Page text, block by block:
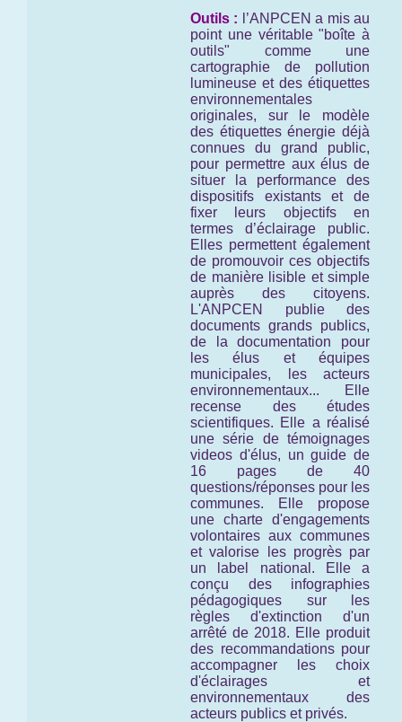
Outils :
l’ANPCEN a mis au
point une véritable "boîte à
outils" comme une
cartographie de pollution
lumineuse et des étiquettes
environnementales
originales, sur le modèle
des étiquettes énergie déjà
connues du grand public,
pour permettre aux élus de
situer la performance des
dispositifs existants et de
fixer leurs objectifs en
termes d’éclairage public.
Elles permettent également
de promouvoir ces objectifs
de manière lisible et simple
auprès des citoyens.
L'ANPCEN publie des
documents grands publics,
de la documentation pour
les élus et équipes
municipales, les acteurs
environnementaux... Elle
recense des études
scientifiques. Elle a réalisé
une série de témoignages
videos d'élus, un guide de
16 pages de 40
questions/réponses pour les
communes. Elle propose
une charte d'engagements
volontaires aux communes
et valorise les progrès par
un label national. Elle a
conçu des infographies
pédagogiques sur les
règles d'extinction d'un
arrêté de 2018. Elle produit
des recommandations pour
accompagner les choix
d'éclairages et
environnementaux des
acteurs publics et privés.